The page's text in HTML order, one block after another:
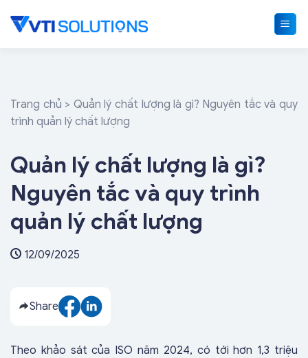
Trang chủ > Quản lý chất lượng là gì? Nguyên tắc và quy
trình quản lý chất lượng
Quản lý chất lượng là gì?
Nguyên tắc và quy trình
quản lý chất lượng
12/09/2025
Share
Theo khảo sát của ISO năm 2024, có tới hơn 1,3 triệu